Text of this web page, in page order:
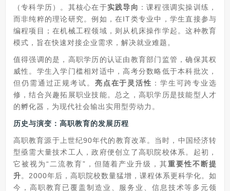
（专科学历）。其核心在于实践导向 ：课程强调实操训练，
而非纯粹的理论研究。例如，在IT类专业中，学生直接参与
编程项目；在机械工程领域，则从机床操作学起。这种教育
模式，旨在快速对接企业需求，解决就业难题。
值得强调的是，高职学历的认证由教育部门监管，确保其权
威性。学生入学门槛相对适中，高考分数略低于本科批次，
但仍需通过正规考试。 亮点在于灵活性 ：学生可跨专业选
修，结合兴趣拓展职业技能。总之，高职学历是技能型人才
的孵化器，为现代社会输出实用型劳动力。
历史与演变：高职教育的发展历程
高职教育源于上世纪90年代的教育改革。当时，中国经济转
型亟需大量技术工人，政府便创立了高职院校体系。起初，
它被视为“二流教育”，但随着产业升级，其重要性不断提
升。2000年后，高职院校数量猛增，课程体系更科学化。如
今，高职教育已覆盖制造业、服务业、信息技术等多元领